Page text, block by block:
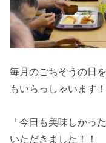
毎月のごちそうの日
もいらっしゃいます！
「今日も美味しかっ
いただきました！！